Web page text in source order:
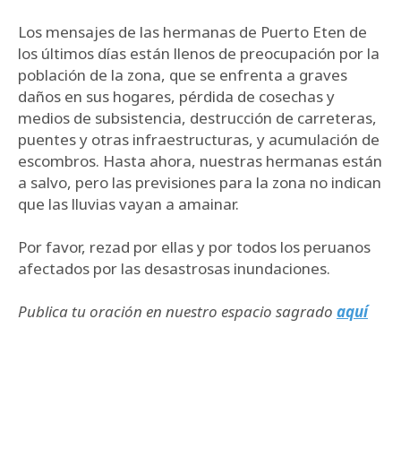
Los mensajes de las hermanas de Puerto Eten de
los últimos días están llenos de preocupación por la
población de la zona, que se enfrenta a graves
daños en sus hogares, pérdida de cosechas y
medios de subsistencia, destrucción de carreteras,
puentes y otras infraestructuras, y acumulación de
escombros. Hasta ahora, nuestras hermanas están
a salvo, pero las previsiones para la zona no indican
que las lluvias vayan a amainar.
Por favor, rezad por ellas y por todos los peruanos
afectados por las desastrosas inundaciones.
Publica tu oración en nuestro espacio sagrado aquí